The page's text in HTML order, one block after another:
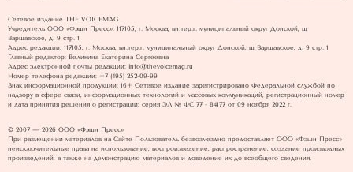
Сетевое издание THE VOICEMAG
Учредитель ООО «Фэшн Пресс»: 117105, г. Москва, вн.тер.г. муниципальный округ Донской, ш
Варшавское, д. 9 стр. 1
Адрес редакции: 117105, г. Москва, вн.тер.г. муниципальный округ Донской, ш Варшавское, д. 9 стр. 1
Главный редактор: Великина Екатерина Сергеевна
Адрес электронной почты редакции: info@thevoicemag.ru
Номер телефона редакции: +7 (495) 252-09-99
Знак информационной продукции: 16+ Cетевое издание зарегистрировано Федеральной службой по
надзору в сфере связи, информационных технологий и массовых коммуникаций, регистрационный номер
и дата принятия решения о регистрации: серия ЭЛ № ФС 77 - 84177 от 09 ноября 2022 г.
© 2007 — 2026 ООО «Фэшн Пресс»
При размещении материалов на Сайте Пользователь безвозмездно предоставляет ООО «Фэшн Пресс»
неисключительные права на использование, воспроизведение, распространение, создание производных
произведений, а также на демонстрацию материалов и доведение их до всеобщего сведения.